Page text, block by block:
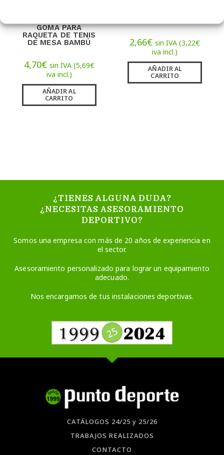
GOMA PARA
RAQUETA DE TENIS
DE MESA BAMBÚ
4,70€ sin IVA (5,69€
iva incl.)
AÑADIR AL
CARRITO
2,66€ sin IVA (3,22€
iva incl.)
AÑADIR AL
CARRITO
¿TIENES ALGUNA DUDA?
¿NECESITAS ASESORAMIENTO
DEPORTIVO?
Somos una empresa con más de 20 años de experiencia en
el sector.
Asesoramiento personalizado para lograr un equipamiento
adecuado.
Nos encargamos de tus instalaciones deportivas.
CATÁLOGOS 24/25 y 25/26
TRABAJOS REALIZADOS
CONTACTO